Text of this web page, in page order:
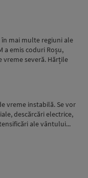
mai multe regiuni ale
a emis coduri Roșu,
vreme severă. Hărțile
vreme instabilă. Se vor
descărcări electrice,
ale vântului...